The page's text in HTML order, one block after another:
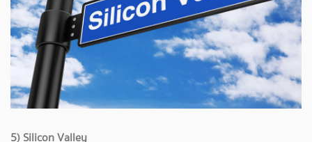
5) Silicon Valley